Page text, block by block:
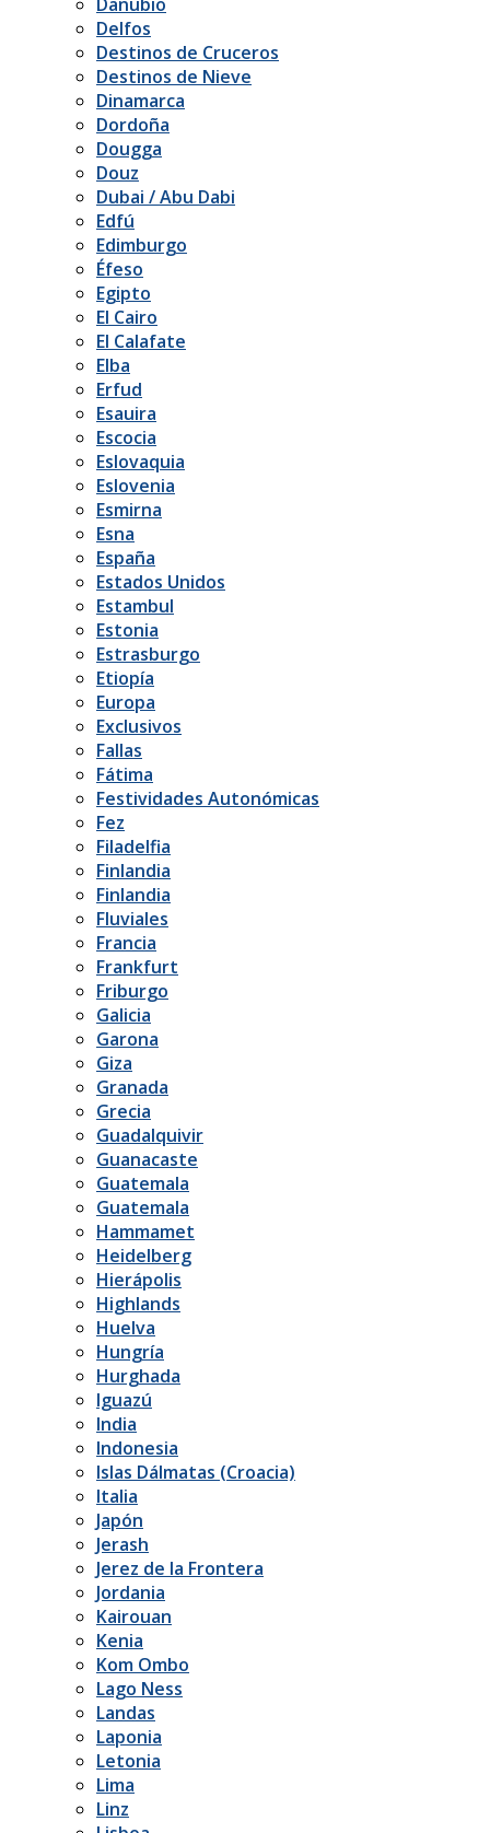
Delfos
Destinos de Cruceros
Destinos de Nieve
Dinamarca
Dordoña
Dougga
Douz
Dubai / Abu Dabi
Edfú
Edimburgo
Éfeso
Egipto
El Cairo
El Calafate
Elba
Erfud
Esauira
Escocia
Eslovaquia
Eslovenia
Esmirna
Esna
España
Estados Unidos
Estambul
Estonia
Estrasburgo
Etiopía
Europa
Exclusivos
Fallas
Fátima
Festividades Autonómicas
Fez
Filadelfia
Finlandia
Finlandia
Fluviales
Francia
Frankfurt
Friburgo
Galicia
Garona
Giza
Granada
Grecia
Guadalquivir
Guanacaste
Guatemala
Guatemala
Hammamet
Heidelberg
Hierápolis
Highlands
Huelva
Hungría
Hurghada
Iguazú
India
Indonesia
Islas Dálmatas (Croacia)
Italia
Japón
Jerash
Jerez de la Frontera
Jordania
Kairouan
Kenia
Kom Ombo
Lago Ness
Landas
Laponia
Letonia
Lima
Linz